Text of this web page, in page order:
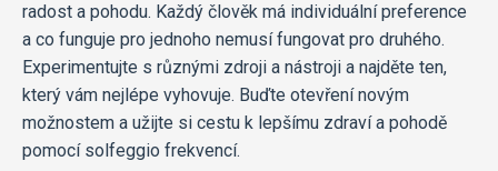
radost a pohodu. Každý člověk má individuální preference
a co funguje pro jednoho nemusí fungovat pro druhého.
Experimentujte s různými zdroji a nástroji a najděte ten,
který vám nejlépe vyhovuje. Buďte otevření novým
možnostem a užijte si cestu k lepšímu zdraví a pohodě
pomocí solfeggio frekvencí.